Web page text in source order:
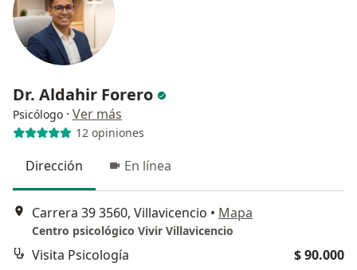
Dr. Aldahir Forero
Psicólogo · Ver más
12 opiniones
Dirección En línea
Carrera 39 3560, Villavicencio • Mapa
Centro psicológico Vivir Villavicencio
Visita Psicología
$ 90.000